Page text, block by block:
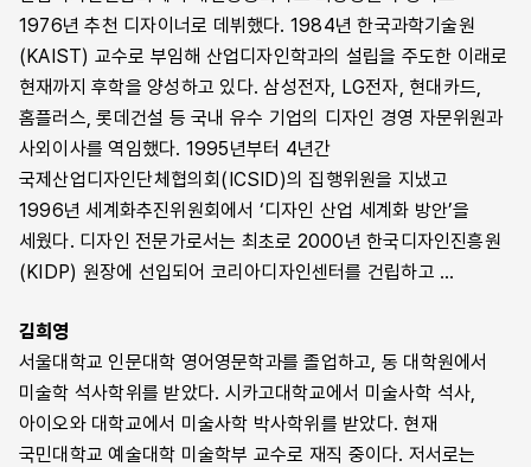
1976년 추천 디자이너로 데뷔했다. 1984년 한국과학기술원
(KAIST) 교수로 부임해 산업디자인학과의 설립을 주도한 이래로
현재까지 후학을 양성하고 있다. 삼성전자, LG전자, 현대카드,
홈플러스, 롯데건설 등 국내 유수 기업의 디자인 경영 자문위원과
사외이사를 역임했다. 1995년부터 4년간
국제산업디자인단체협의회(ICSID)의 집행위원을 지냈고
1996년 세계화추진위원회에서 ‘디자인 산업 세계화 방안’을
세웠다. 디자인 전문가로서는 최초로 2000년 한국디자인진흥원
(KIDP) 원장에 선입되어 코리아디자인센터를 건립하고 …
김희영
서울대학교 인문대학 영어영문학과를 졸업하고, 동 대학원에서
미술학 석사학위를 받았다. 시카고대학교에서 미술사학 석사,
아이오와 대학교에서 미술사학 박사학위를 받았다. 현재
국민대학교 예술대학 미술학부 교수로 재직 중이다. 저서로는